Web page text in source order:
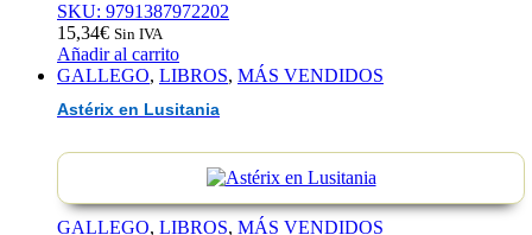
SKU: 9791387972202
15,34€ Sin IVA
Añadir al carrito
GALLEGO, LIBROS, MÁS VENDIDOS
Astérix en Lusitania
GALLEGO, LIBROS, MÁS VENDIDOS